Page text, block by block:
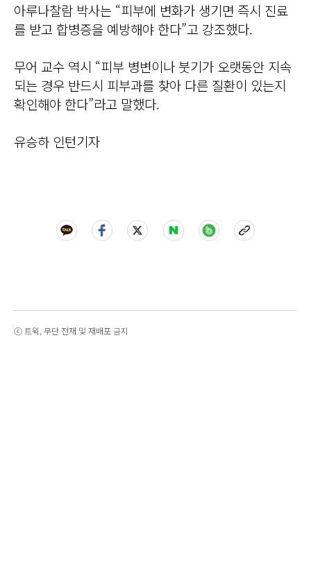
아루나찰람 박사는 “피부에 변화가 생기면 즉시 진료
를 받고 합병증을 예방해야 한다”고 강조했다.
무어 교수 역시 “피부 병변이나 붓기가 오랫동안 지속
되는 경우 반드시 피부과를 찾아 다른 질환이 있는지
확인해야 한다”라고 말했다.
유승하 인턴기자
ⓒ 트윅, 무단 전재 및 재배포 금지